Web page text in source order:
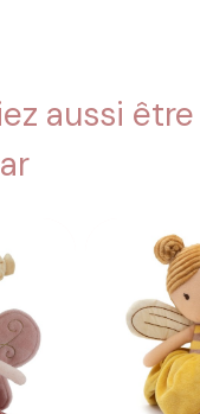
aussi être